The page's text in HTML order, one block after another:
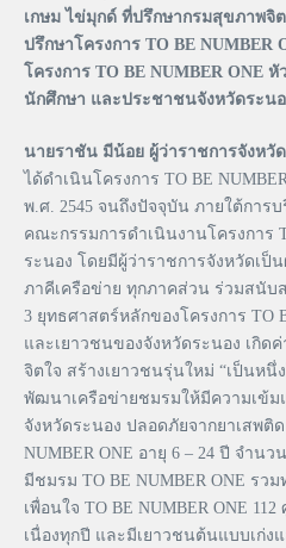
เกษม ไข่มุกด์ ที่ปรึกษากรมสุขภาพ
ปรึกษาโครงการ TO BE NUMBER
โครงการ TO BE NUMBER ONE
นักศึกษา และประชาชนจังหวัดระนอ
นายราชัน มีน้อย ผู้ว่าราชการจังหวั
ได้ดำเนินโครงการ TO BE
พ.ศ. 2545 จนถึงปัจจุบัน ภายใต้การ
คณะกรรมการดำเนินงานโครงการ
ระนอง โดยมีผู้ว่าราชการจังหวัดเป็
ภาคีเครือข่าย ทุกภาคส่วน ร่วมสนับ
3 ยุทธศาสตร์หลักของโครงการ TO
และเยาวชนของจังหวัดระนอง เกิด
จิตใจ สร้างเยาวชนรุ่นใหม่ “เป็นหนึ่
พัฒนาเครือข่ายชมรมให้มีความเข้ม
จังหวัดระนอง ปลอดภัยจากยาเสพติ
NUMBER ONE อายุ 6 – 24 ปี จำน
มีชมรม TO BE NUMBER ONE รว
เพื่อนใจ TO BE NUMBER ONE
เนื่องทุกปี และมีเยาวชนต้นแบบเก่งแ